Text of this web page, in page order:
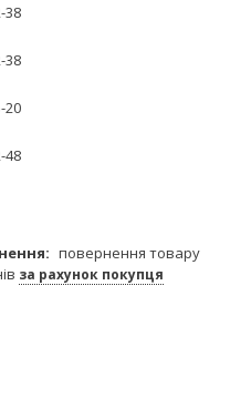
38
38
20
48
повернення товару
за рахунок покупця